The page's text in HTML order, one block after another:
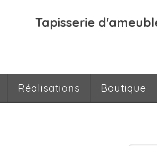
Tapisserie
Réalisations Boutique